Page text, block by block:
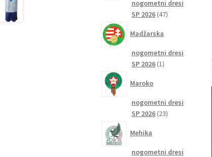
nogometni dresi
SP 2026 4747
Madžarska
nogometni dresi
SP 2026 11
Maroko
nogometni dresi
SP 2026 2323
Mehika
nogometni dresi